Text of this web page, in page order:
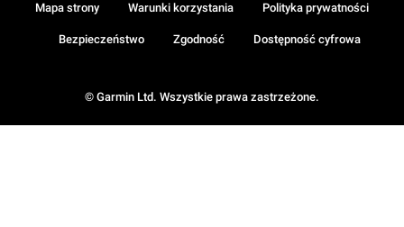
© Garmin Ltd. Wszystkie prawa zastrzeżone.
Mapa strony Warunki korzystania Polityka prywatności
Bezpieczeństwo Zgodność Dostępność cyfrowa